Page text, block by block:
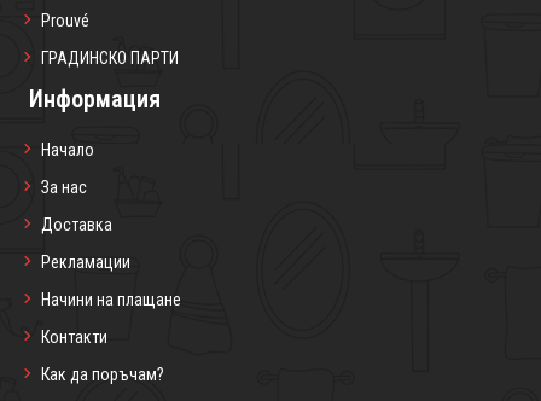
Prouvé
ГРАДИНСКО ПАРТИ
Информация
Начало
За нас
Доставка
Рекламации
Начини на плащане
Контакти
Как да поръчам?